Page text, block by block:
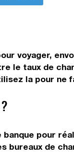
voyager,
le taux de
la pour ne
pour
bureaux de